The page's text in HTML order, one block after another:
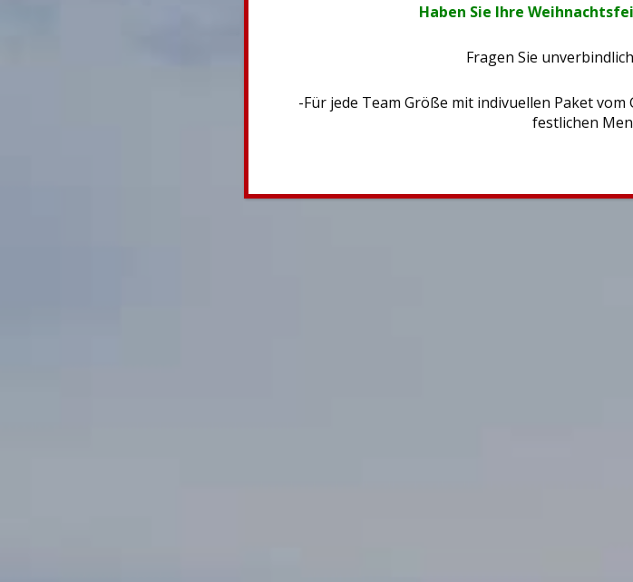
Haben Sie Ihre
Fragen Sie
-Für jede Team Größe mit indivuellen Paket
festlichen